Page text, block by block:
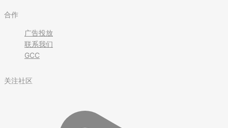
合作
广告投放
联系我们
GCC
关注社区